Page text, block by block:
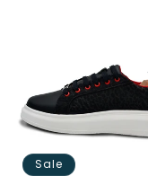
Sale